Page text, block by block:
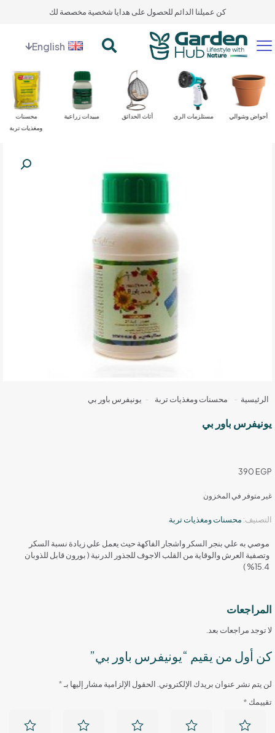
كن عميلنا الدائم للحصول على هدايا شخصية مخصصة لك
English
محسنات
ومغذيات تربة
مبيدات زراعية أثاث الحدائق مستلزمات الري أحواض وشوالي
الرئيسية - محسنات ومغذيات تربة - يونيفرس باور بي
يونيفرس باور بي
390 EGP
غير متوفر في المخزون
التصنيف: محسنات ومغذيات تربة
موصي به علي بنجر السكر واشجار الفاكهة حيث يعمل علي زيادة نسبة السكر
وتصفية العرش والوقاية من القلب الاجوف للجذور الدرنية ( بورون قابل للذوبان
15.4% )
المراجعات
لا توجد مراجعات بعد.
كن أول من يقيم “يونيفرس باور بي”
لن يتم نشر عنوان بريدك الإلكتروني. الحقول الإلزامية مشار إليها بـ*
تقييمك *